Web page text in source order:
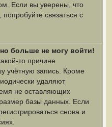
Если вы уверены, что
связаться с
больше не могу войти!
то причине
учётную запись. Кроме
удаляют
не оставляющих
базы данных. Если
снова и